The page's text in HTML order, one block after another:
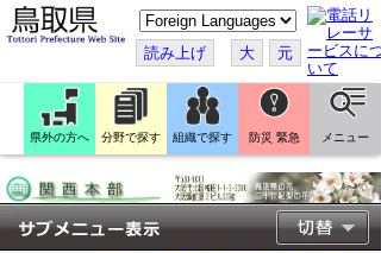
こ
の
ペ
ー
ジ
翻
訳
す
読み上げ 大 元
県外の方へ 分野で探す 組織で探す 防災 緊急 メニュー